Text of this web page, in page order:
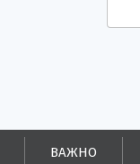
ВАЖНО